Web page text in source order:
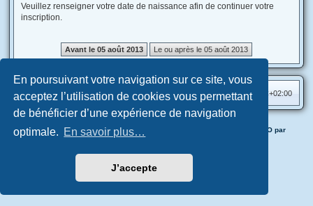
En poursuivant votre navigation sur ce site, vous
acceptez l’utilisation de cookies vous permettant
de bénéficier d’une expérience de navigation
optimale. En savoir plus…
J’accepte
Veuillez renseigner votre date de naissance afin de continuer votre
inscription.
Accueil du forum Fuseau horaire sur UTC+02:00
Application & Forum officiels CRX delSol mises en place avec HECCHO par
Confidentialité|Conditions